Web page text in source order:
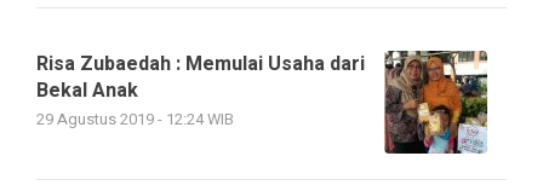
Risa Zubaedah : Memulai Usaha dari
Bekal Anak
29 Agustus 2019 - 12:24 WIB